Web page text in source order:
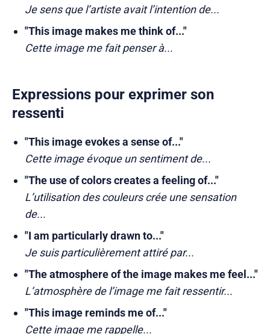
Je sens que l’artiste avait l’intention de...
"This image makes me think of..."
Cette image me fait penser à...
Expressions pour exprimer son
ressenti
"This image evokes a sense of..."
Cette image évoque un sentiment de...
"The use of colors creates a feeling of..."
L’utilisation des couleurs crée une sensation
de...
"I am particularly drawn to..."
Je suis particulièrement attiré par...
"The atmosphere of the image makes me feel..."
L’atmosphère de l’image me fait ressentir...
"This image reminds me of..."
Cette image me rappelle...